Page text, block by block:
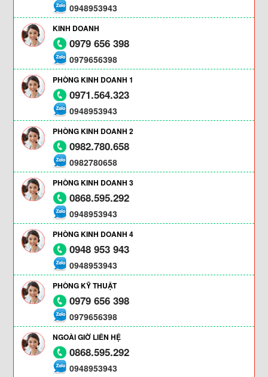
0948953943
KINH DOANH
0979 656 398
0979656398
PHÒNG KINH DOANH 1
0971.564.323
0948953943
PHÒNG KINH DOANH 2
0982.780.658
0982780658
PHÒNG KINH DOANH 3
0868.595.292
0948953943
PHÒNG KINH DOANH 4
0948 953 943
0948953943
PHÒNG KỸ THUẬT
0979 656 398
0979656398
NGOÀI GIỜ LIÊN HỆ
0868.595.292
0948953943